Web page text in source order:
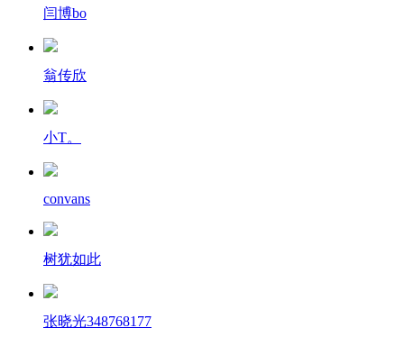
闫博bo
翁传欣
小T。
convans
树犹如此
张晓光348768177